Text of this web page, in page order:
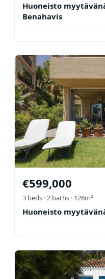
Huoneisto
Benahavis
€599,000
3 beds ·2 baths · 128m²
Huoneisto